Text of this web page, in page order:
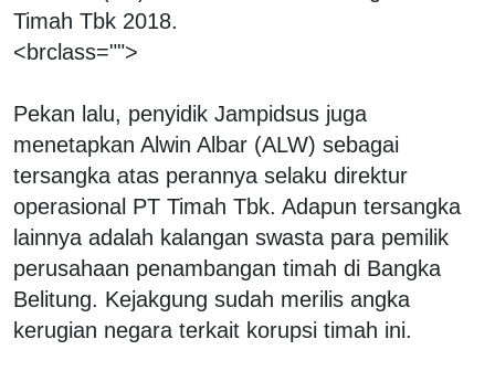
Timah Tbk 2018.
<brclass="">
Pekan lalu, penyidik Jampidsus juga
menetapkan Alwin Albar (ALW) sebagai
tersangka atas perannya selaku direktur
operasional PT Timah Tbk. Adapun tersangka
lainnya adalah kalangan swasta para pemilik
perusahaan penambangan timah di Bangka
Belitung. Kejakgung sudah merilis angka
kerugian negara terkait korupsi timah ini.